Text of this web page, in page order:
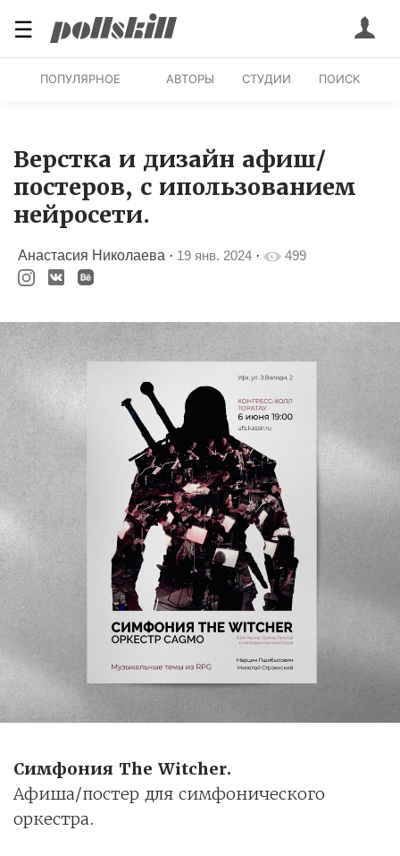
☰
ПОПУЛЯРНОЕ АВТОРЫ СТУДИИ ПОИСК
Верстка и дизайн афиш/
постеров, с ипользованием
нейросети.
Анастасия Николаева · 19 янв. 2024 · 499
Симфония The Witcher.
Афиша/постер для симфонического
оркестра.